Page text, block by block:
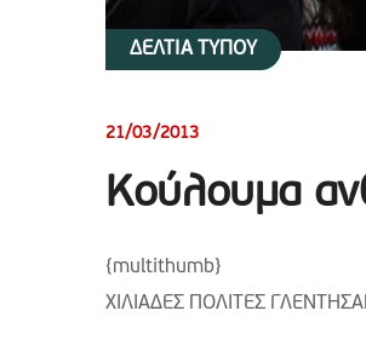
ΔΕΛΤΙΑ ΤΥΠΟΥ
21/03/2013
Κούλουμα
{multithumb}
ΧΙΛΙΑΔΕΣ ΠΟΛΙΤΕΣ